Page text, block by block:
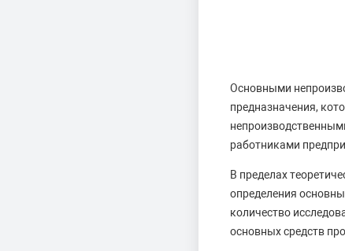
Основными
предназначения,
работниками
В пределах
определения
количество
основных средств